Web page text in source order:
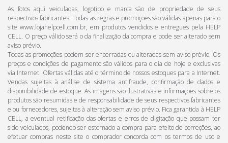
As fotos aqui veiculadas, logotipo e marca são de propriedade de seus
respectivos fabricantes. Todas as regras e promoções são válidas apenas para o
site www.lojahelpcell.com.br, em produtos vendidos e entregues pela HELP
CELL. O preço válido será o da finalização da compra e pode ser alterado sem
aviso prévio.
Todas as promoções podem ser encerradas ou alteradas sem aviso prévio. Os
preços e condições de pagamento são válidos para o dia de hoje e exclusivas
via Internet. Ofertas válidas até o término de nossos estoques para a Internet.
Vendas sujeitas à análise de sistema antifraude, confirmação de dados e
disponibilidade de estoque. As imagens são ilustrativas e informações sobre os
produtos são resumidas e de responsabilidade de seus respectivos fabricantes
e ou fornecedores, sujeitas à alteração sem aviso prévio. Fica garantida à HELP
CELL, a eventual retificação das ofertas e erros de digitação que possam ter
sido veiculados, podendo ser estornado a compra para efeito de correções, ao
efetuar compras neste site o comprador concorda com os termos de uso e